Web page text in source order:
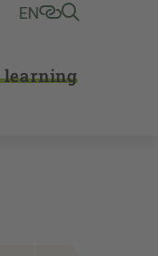
EN